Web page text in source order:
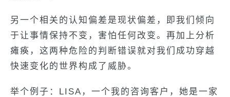
另一个相关的认知偏差是现状偏差，即我们倾向
于让事情保持不变，害怕任何改变。再加上分析
瘫痪，这两种危险的判断错误就对我们成功穿越
快速变化的世界构成了威胁。
举个例子：LISA，一个我的咨询客户，她是一家